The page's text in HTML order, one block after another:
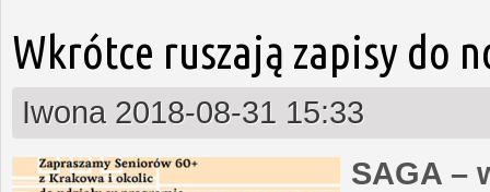
Wkrótce ruszają zapisy do
Iwona 2018-08-31 15:33
SAGA –